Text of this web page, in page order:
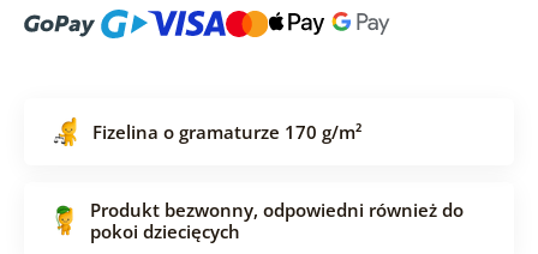
Fizelina o gramaturze 170 g/m²
Produkt bezwonny, odpowiedni również do
pokoi dziecięcych